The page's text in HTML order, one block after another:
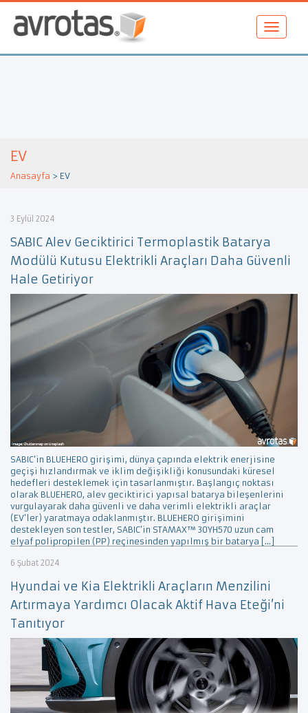
EV
Anasayfa > EV
3 Eylül 2024
SABIC Alev Geciktirici Termoplastik Batarya
Modülü Kutusu Elektrikli Araçları Daha Güvenli
Hale Getiriyor
SABIC’in BLUEHERO girişimi, dünya çapında elektrik enerjisine
geçişi hızlandırmak ve iklim değişikliği konusundaki küresel
hedefleri desteklemek için tasarlanmıştır. Başlangıç noktası
olarak BLUEHERO, alev geciktirici yapısal batarya bileşenlerini
vurgulayarak daha güvenli ve daha verimli elektrikli araçlar
(EV’ler) yaratmaya odaklanmıştır. BLUEHERO girişimini
destekleyen son testler, SABIC’in STAMAX™ 30YH570 uzun cam
elyaf polipropilen (PP) reçinesinden yapılmış bir batarya […]
6 Şubat 2024
Hyundai ve Kia Elektrikli Araçların Menzilini
Artırmaya Yardımcı Olacak Aktif Hava Eteği’ni
Tanıtıyor